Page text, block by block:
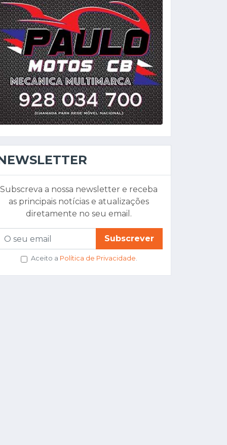
Subscreva a nossa newsletter e receba
as principais notícias e atualizações
diretamente no seu email.
Subscrever
Aceito a Política de Privacidade.